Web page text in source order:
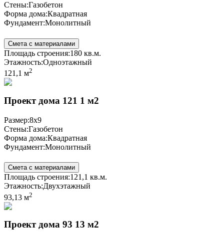
Стены:Газобетон
Форма дома:Квадратная
Фундамент:Монолитный
Смета с материалами
Площадь строения:180 кв.м.
Этажность:Одноэтажный
121,1 м2
Проект дома 121 1 м2
Размер:8x9
Стены:Газобетон
Форма дома:Квадратная
Фундамент:Монолитный
Смета с материалами
Площадь строения:121,1 кв.м.
Этажность:Двухэтажный
93,13 м2
Проект дома 93 13 м2